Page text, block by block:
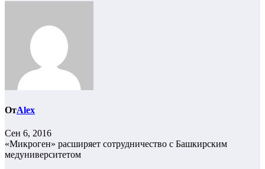
ОтAlex
Сен 6, 2016
«Микроген» расширяет сотрудничество с Башкирским
медуниверситетом